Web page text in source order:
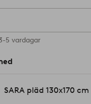
5 vardagar
SARA pläd 130x170 cm